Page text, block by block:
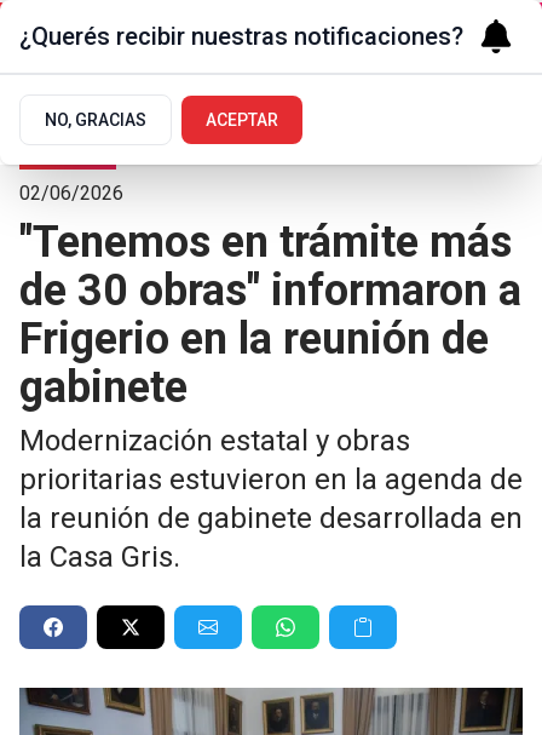
Sociedad
02/06/2026
"Tenemos en trámite más
de 30 obras" informaron a
Frigerio en la reunión de
gabinete
Modernización estatal y obras
prioritarias estuvieron en la agenda de
la reunión de gabinete desarrollada en
la Casa Gris.
¿Querés recibir nuestras notificaciones?
NO, GRACIAS ACEPTAR